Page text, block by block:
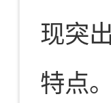
现突
特点